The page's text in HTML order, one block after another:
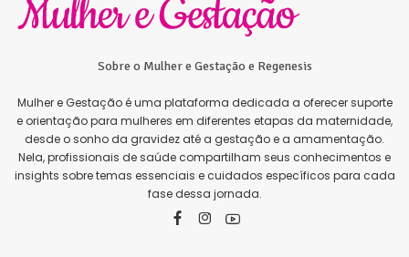
Sobre o Mulher e Gestação e Regenesis
Mulher e Gestação é uma plataforma dedicada a oferecer suporte
e orientação para mulheres em diferentes etapas da maternidade,
desde o sonho da gravidez até a gestação e a amamentação.
Nela, profissionais de saúde compartilham seus conhecimentos e
insights sobre temas essenciais e cuidados específicos para cada
fase dessa jornada.